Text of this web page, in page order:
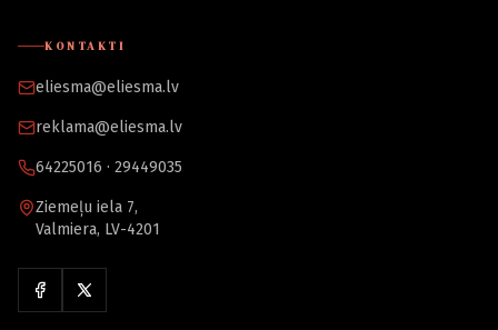
KONTAKTI
eliesma@eliesma.lv
reklama@eliesma.lv
64225016 · 29449035
Ziemeļu iela 7,
Valmiera, LV-4201